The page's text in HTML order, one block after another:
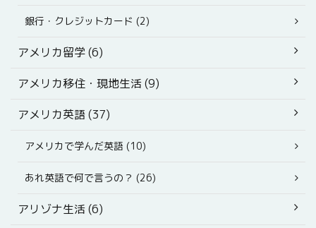
銀行・クレジットカード (2)
アメリカ留学 (6)
アメリカ移住・現地生活 (9)
アメリカ英語 (37)
アメリカで学んだ英語 (10)
あれ英語で何で言うの？ (26)
アリゾナ生活 (6)